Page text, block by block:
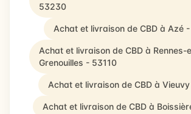
53230
Achat et livraison de CBD à Azé
Achat et livraison de CBD à Rennes-
Grenouilles - 53110
Achat et livraison de CBD à
Achat et livraison de CBD à